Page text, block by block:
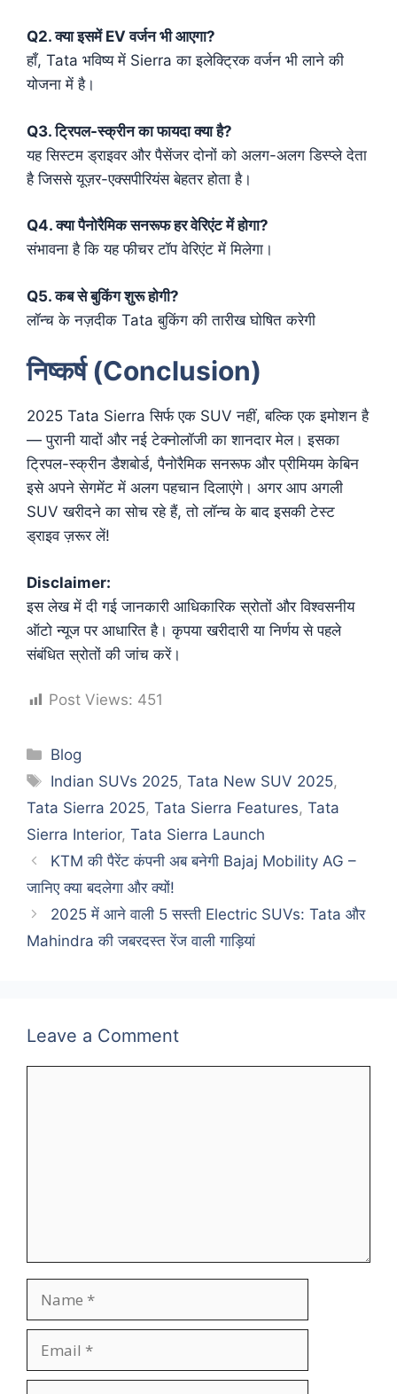
Q2. क्या इसमें EV वर्जन भी आएगा?
हाँ, Tata भविष्य में Sierra का इलेक्ट्रिक वर्जन भी लाने की
योजना में है।
Q3. ट्रिपल-स्क्रीन का फायदा क्या है?
यह सिस्टम ड्राइवर और पैसेंजर दोनों को अलग-अलग डिस्प्ले देता
है जिससे यूज़र-एक्सपीरियंस बेहतर होता है।
Q4. क्या पैनोरैमिक सनरूफ हर वेरिएंट में होगा?
संभावना है कि यह फीचर टॉप वेरिएंट में मिलेगा।
Q5. कब से बुकिंग शुरू होगी?
लॉन्च के नज़दीक Tata बुकिंग की तारीख घोषित करेगी
निष्कर्ष (Conclusion)
2025 Tata Sierra सिर्फ एक SUV नहीं, बल्कि एक इमोशन है
— पुरानी यादों और नई टेक्नोलॉजी का शानदार मेल। इसका
ट्रिपल-स्क्रीन डैशबोर्ड, पैनोरैमिक सनरूफ और प्रीमियम केबिन
इसे अपने सेगमेंट में अलग पहचान दिलाएंगे। अगर आप अगली
SUV खरीदने का सोच रहे हैं, तो लॉन्च के बाद इसकी टेस्ट
ड्राइव ज़रूर लें!
Disclaimer:
इस लेख में दी गई जानकारी आधिकारिक स्रोतों और विश्वसनीय
ऑटो न्यूज पर आधारित है। कृपया खरीदारी या निर्णय से पहले
संबंधित स्रोतों की जांच करें।
Post Views: 451
Blog
Indian SUVs 2025,Tata New SUV 2025,
Tata Sierra 2025, Tata Sierra Features, Tata
Sierra Interior, Tata Sierra Launch
KTM की पैरेंट कंपनी अब बनेगी Bajaj Mobility AG –
जानिए क्या बदलेगा और क्यों!
2025 में आने वाली 5 सस्ती Electric SUVs: Tata और
Mahindra की जबरदस्त रेंज वाली गाड़ियां
Leave a Comment